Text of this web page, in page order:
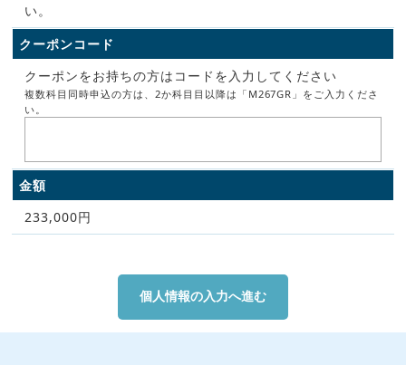
い。
クーポンコード
クーポンをお持ちの方はコードを入力してください
複数科目同時申込の方は、2か科目目以降は「M267GR」をご入力くださ
い。
金額
233,000円